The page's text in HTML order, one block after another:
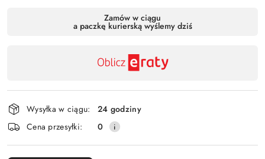
Zamów w ciągu
a paczkę kurierską wyślemy dziś
Wysyłka w ciągu:
24 godziny
Cena przesyłki:
0